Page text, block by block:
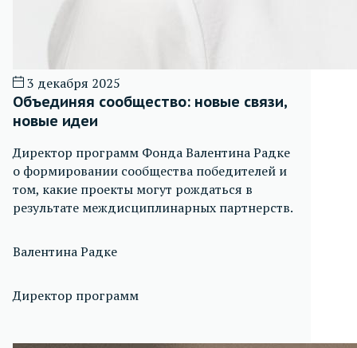
3 декабря 2025
Объединяя сообщество: новые связи,
новые идеи
Директор программ Фонда Валентина Радке
о формировании сообщества победителей и
том, какие проекты могут рождаться в
результате междисциплинарных партнерств.
Валентина Радке
Директор программ